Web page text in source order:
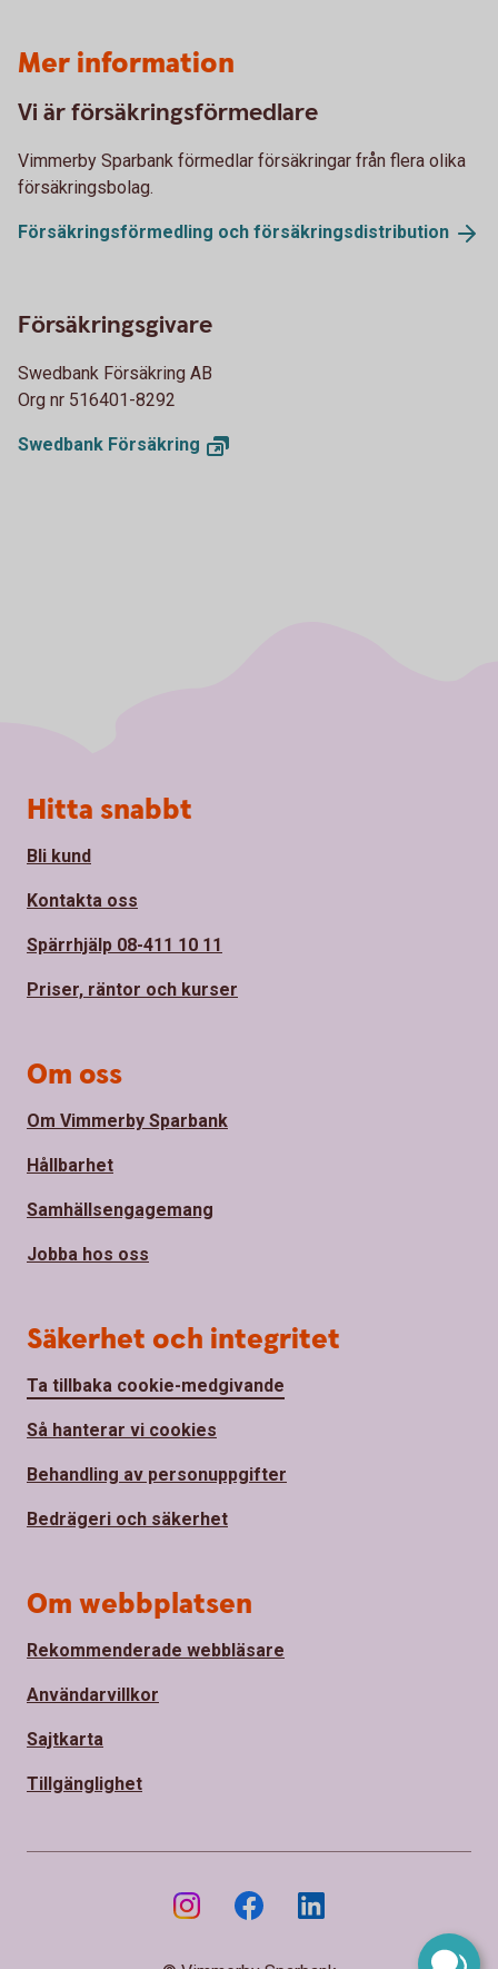
Mer information
Vi är försäkringsförmedlare
Vimmerby Sparbank förmedlar försäkringar från flera olika
försäkringsbolag.
Försäkringsförmedling och försäkringsdistribution
Försäkringsgivare
Swedbank Försäkring AB
Org nr 516401-8292
Swedbank Försäkring
Sidfot
Hitta snabbt
Bli kund
Kontakta oss
Spärrhjälp 08-411 10 11
Priser, räntor och kurser
Om oss
Om Vimmerby Sparbank
Hållbarhet
Samhällsengagemang
Jobba hos oss
Säkerhet och integritet
Ta tillbaka cookie-medgivande
Så hanterar vi cookies
Behandling av personuppgifter
Bedrägeri och säkerhet
Om webbplatsen
Rekommenderade webbläsare
Användarvillkor
Sajtkarta
Tillgänglighet